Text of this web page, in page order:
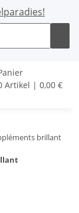
Artikel | 0,00 €
brillant